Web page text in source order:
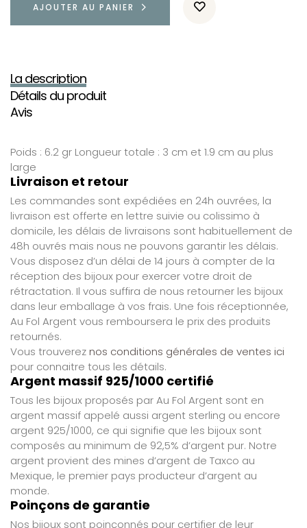
AJOUTER AU PANIER
La description
Détails du produit
Avis
Poids : 6.2 gr Longueur totale : 3 cm et 1.9 cm au plus
large
Livraison et retour
Les commandes sont expédiées en 24h ouvrées, la
livraison est offerte en lettre suivie ou colissimo à
domicile, les délais de livraisons sont habituellement de
48h ouvrés mais nous ne pouvons garantir les délais.
Vous disposez d’un délai de 14 jours à compter de la
réception des bijoux pour exercer votre droit de
rétractation. Il vous suffira de nous retourner les bijoux
dans leur emballage à vos frais. Une fois réceptionnée,
Au Fol Argent vous remboursera le prix des produits
retournés.
Vous trouverez nos conditions générales de ventes ici
pour connaitre tous les détails.
Argent massif 925/1000 certifié
Tous les bijoux proposés par Au Fol Argent sont en
argent massif appelé aussi argent sterling ou encore
argent 925/1000, ce qui signifie que les bijoux sont
composés au minimum de 92,5% d’argent pur. Notre
argent provient des mines d’argent de Taxco au
Mexique, le premier pays producteur d’argent au
monde.
Poinçons de garantie
Nos bijoux sont poinçonnés pour certifier de leur